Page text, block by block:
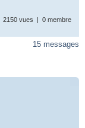
2150 vues | 0 membre
15 messages